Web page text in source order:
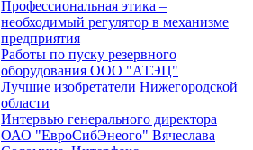
Профессиональная этика –
необходимый регулятор в механизме
предприятия
Работы по пуску резервного
оборудования ООО "АТЭЦ"
Лучшие изобретатели Нижегородской
области
Интервью генерального директора
ОАО "ЕвроСибЭнеого" Вячеслава